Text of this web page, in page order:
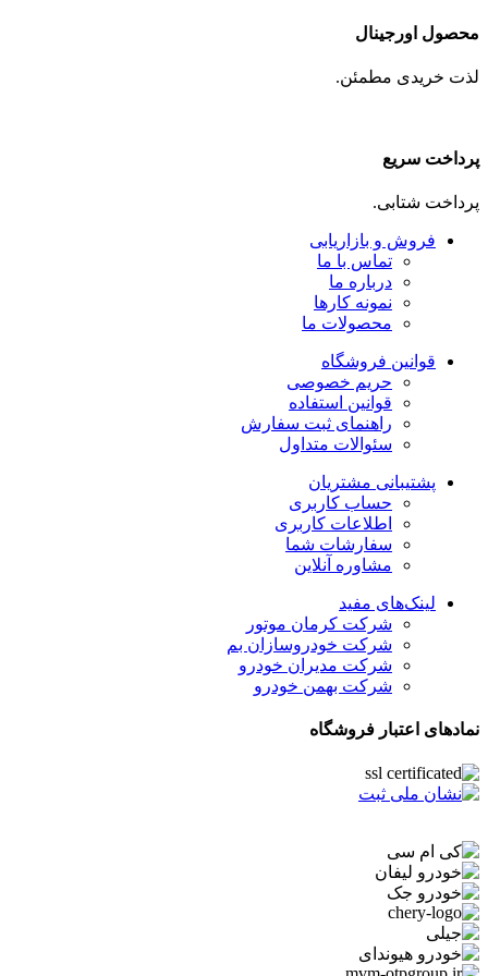
محصول اورجینال
لذت خریدی مطمئن.
پرداخت سریع
پرداخت شتابی.
فروش و بازاریابی
تماس با ما
درباره ما
نمونه کارها
محصولات ما
قوانین فروشگاه
حریم خصوصی
قوانین استفاده
راهنمای ثبت سفارش
سئوالات متداول
پشتیبانی مشتریان
حساب کاربری
اطلاعات کاربری
سفارشات شما
مشاوره آنلاین
لینک‌های مفید
شرکت کرمان موتور
شرکت خودروسازان بم
شرکت مدیران خودرو
شرکت بهمن خودرو
نمادهای اعتبار فروشگاه